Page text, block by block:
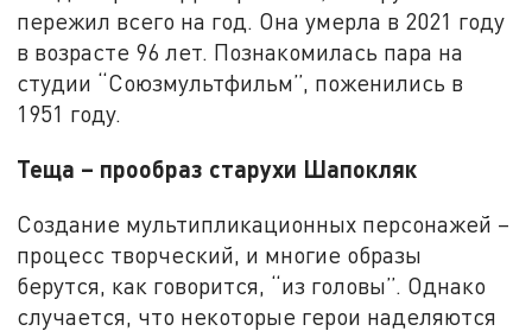
пережил всего на год. Она умерла в 2021 году
в возрасте 96 лет. Познакомилась пара на
студии “Союзмультфильм”, поженились в
1951 году.
Теща – прообраз старухи Шапокляк
Создание мультипликационных персонажей –
процесс творческий, и многие образы
берутся, как говорится, “из головы”. Однако
случается, что некоторые герои наделяются